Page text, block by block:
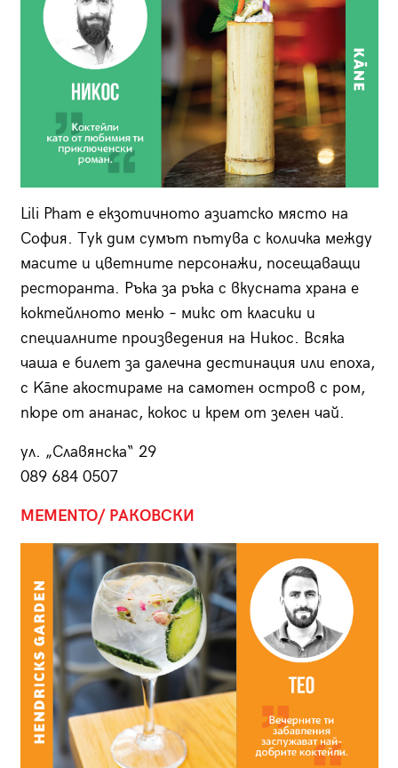
Lili Pham е екзотичното азиатско място на
София. Тук дим сумът пътува с количка между
масите и цветните персонажи, посещаващи
ресторанта. Ръка за ръка с вкусната храна е
коктейлното меню – микс от класики и
специалните произведения на Никос. Всяка
чаша е билет за далечна дестинация или епоха,
с Kāne акостираме на самотен остров с ром,
пюре от ананас, кокос и крем от зелен чай.
ул. „Славянска“ 29
089 684 0507
MEMENTO/ РАКОВСКИ